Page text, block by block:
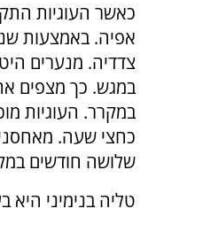
כאשר העוגיות
אפיה. באמצעות
צדדיה. מנערים
במגש. כך מצפים
במקרר. העוגיות
כחצי שעה.
שלושה חודשים
טליה בנימיני